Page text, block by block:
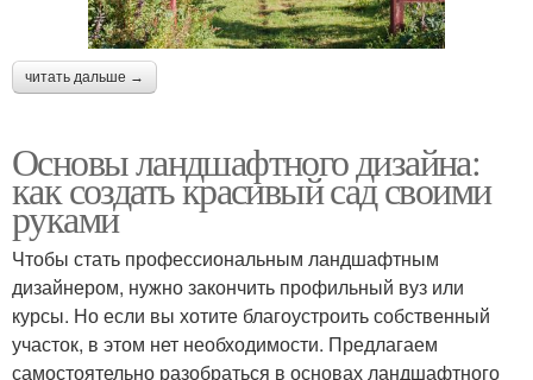
читать дальше →
Основы ландшафтного дизайна:
как создать красивый сад своими
руками
Чтобы стать профессиональным ландшафтным
дизайнером, нужно закончить профильный вуз или
курсы. Но если вы хотите благоустроить собственный
участок, в этом нет необходимости. Предлагаем
самостоятельно разобраться в основах ландшафтного